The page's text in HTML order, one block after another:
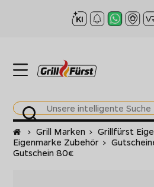
Startseite
> Grill Marken > Grillfürst
Eigenmarke Zubehör >
Gutschein 80€